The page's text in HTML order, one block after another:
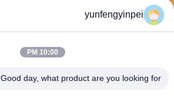
yunfengyinpei
10:00 PM
Good day, what product are you looking for?